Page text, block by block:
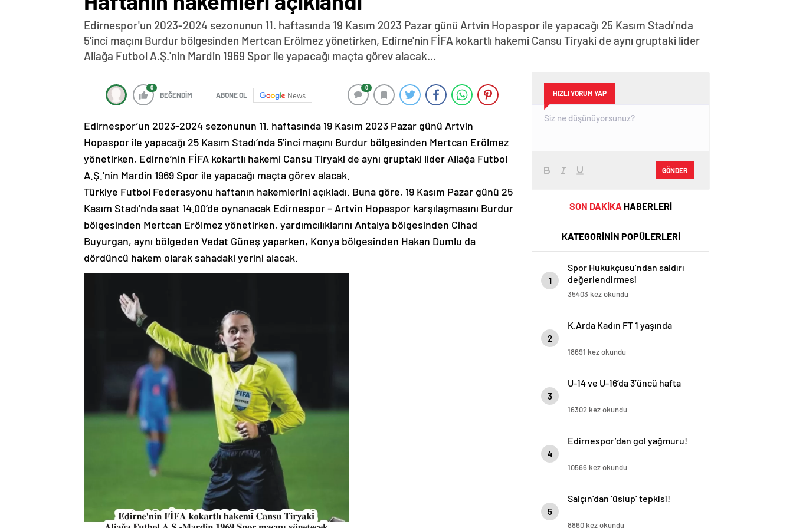
Edirnespor'un 2023-2024 sezonunun 11. haftasında 19 Kasım 2023 Pazar günü Artvin Hopaspor ile yapacağı 25 Kasım Stadı'nda
5'inci maçını Burdur bölgesinden Mertcan Erölmez yönetirken, Edirne'nin FİFA kokartlı hakemi Cansu Tiryaki de aynı gruptaki lider
Aliağa Futbol A.Ş.'nin Mardin 1969 Spor ile yapacağı maçta görev alacak…
0
BEĞENDİM ABONE OL News
0
Edirnespor’un 2023-2024 sezonunun 11. haftasında 19 Kasım 2023 Pazar günü Artvin
Hopaspor ile yapacağı 25 Kasım Stadı’nda 5’inci maçını Burdur bölgesinden Mertcan Erölmez
yönetirken, Edirne’nin FİFA kokartlı hakemi Cansu Tiryaki de aynı gruptaki lider Aliağa Futbol
A.Ş.’nin Mardin 1969 Spor ile yapacağı maçta görev alacak.
Türkiye Futbol Federasyonu haftanın hakemlerini açıkladı. Buna göre, 19 Kasım Pazar günü 25
Kasım Stadı’nda saat 14.00’de oynanacak Edirnespor – Artvin Hopaspor karşılaşmasını Burdur
bölgesinden Mertcan Erölmez yönetirken, yardımcılıklarını Antalya bölgesinden Cihad
Buyurgan, aynı bölgeden Vedat Güneş yaparken, Konya bölgesinden Hakan Dumlu da
dördüncü hakem olarak sahadaki yerini alacak.
HIZLI YORUM YAP
GÖNDER
SON DAKİKA HABERLERİ
KATEGORİNİN POPÜLERLERİ
1
Spor Hukukçusu’ndan saldırı
değerlendirmesi
35403 kez okundu
2
K.Arda Kadın FT 1 yaşında
18691 kez okundu
3
U-14 ve U-16’da 3’üncü hafta
16302 kez okundu
4
Edirnespor’dan gol yağmuru!
10566 kez okundu
5
Salçın’dan ‘üslup’ tepkisi!
8860 kez okundu